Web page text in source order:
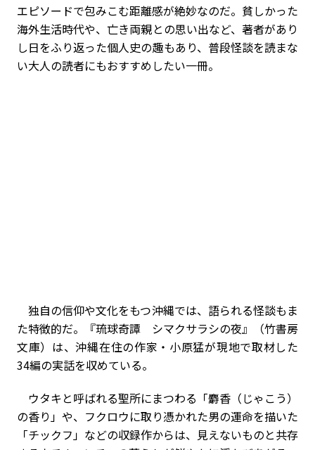
エピソードで包みこむ距離感が絶妙なのだ。貧しかった
海外生活時代や、亡き両親との思い出など、著者があり
し日をふり返った個人史の趣もあり、普段怪談を読まな
い大人の読者にもおすすめしたい一冊。
独自の信仰や文化をもつ沖縄では、語られる怪談もま
た特徴的だ。『琉球奇譚 シマクサラシの夜』（竹書房
文庫）は、沖縄在住の作家・小原猛が現地で取材した
34編の実話を収めている。
ウタキと呼ばれる聖所にまつわる「麝香（じゃこう）
の香り」や、フクロウに取り憑かれた男の運命を描いた
「チックフ」などの収録作からは、見えないものと共存